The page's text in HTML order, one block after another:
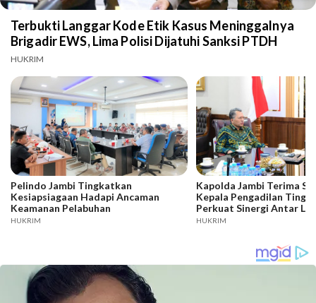
Terbukti Langgar Kode Etik Kasus Meninggalnya
Brigadir EWS, Lima Polisi Dijatuhi Sanksi PTDH
HUKRIM
Pelindo Jambi Tingkatkan
Kesiapsiagaan Hadapi Ancaman
Keamanan Pelabuhan
HUKRIM
Kapolda Jambi Terima
Kepala Pengadilan Tinggi
Perkuat Sinergi Antar
Penegak Hukum
HUKRIM